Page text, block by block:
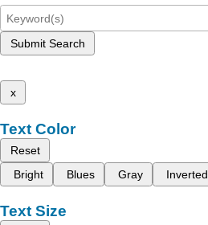
Submit Search
x
Text Color
Reset
Bright
Blues Gray Inverted
Text Size